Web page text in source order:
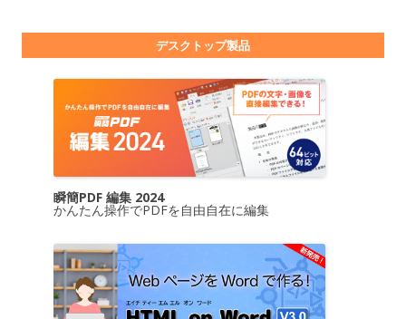
デスクトップ製品
瞬簡PDF 編集 2024
かんたん操作でPDFを自由自在に編集